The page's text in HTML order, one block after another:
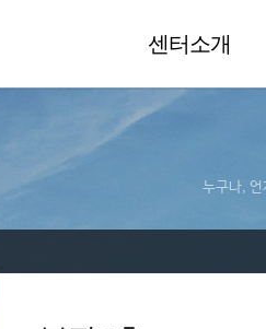
센터소개
누구나, 언